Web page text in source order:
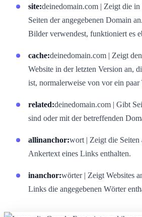
site:deinedomain.com | Zeigt die
Seiten der angegebenen Domain
Bilder verwendest, funktioniert es
cache:deinedomain.com | Zeigt
Website in der letzten Version an,
ist, normalerweise von vor ein paar
related:deinedomain.com | Gibt
sind oder mit der betreffenden
allinanchor:wort | Zeigt die Seiten
Ankertext eines Links enthalten.
inanchor:wörter | Zeigt Websites
Links die angegebenen Wörter